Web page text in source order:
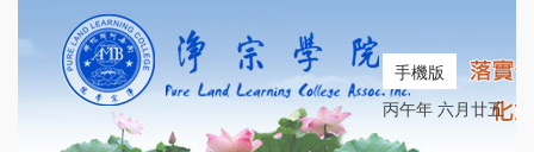
手機版
丙午年 六月廿五